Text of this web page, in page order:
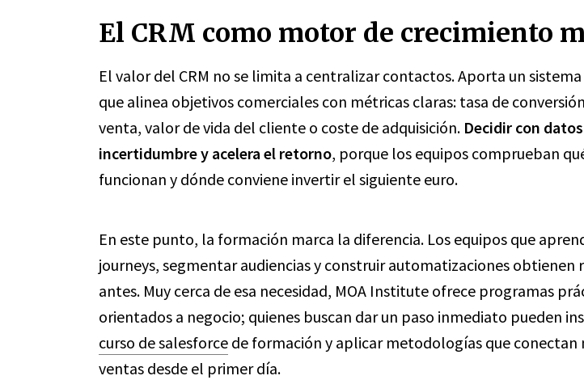
El CRM como motor de crecimiento
El valor del CRM no se limita a centralizar contactos. Aporta un
que alinea objetivos comerciales con métricas claras: tasa de
venta, valor de vida del cliente o coste de adquisición. Decidir con
incertidumbre y acelera el retorno, porque los equipos comprueban
funcionan y dónde conviene invertir el siguiente euro.
En este punto, la formación marca la diferencia. Los equipos que
journeys, segmentar audiencias y construir automatizaciones obtienen
antes. Muy cerca de esa necesidad, MOA Institute ofrece programas
orientados a negocio; quienes buscan dar un paso inmediato pueden
curso de salesforce de formación y aplicar metodologías que conectan
ventas desde el primer día.